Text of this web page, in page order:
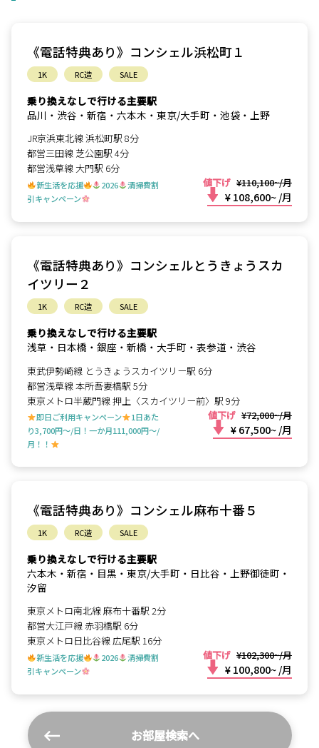
《電話特典あり》コンシェル浜松町１
1K RC造 SALE
乗り換えなしで行ける主要駅
品川・渋谷・新宿・六本木・東京/大手町・池袋・上野
JR京浜東北線 浜松町駅 8分
都営三田線 芝公園駅 4分
都営浅草線 大門駅 6分
新生活を応援 2026
清掃費割
引キャンペーン
値下げ ¥110,100~/月
¥ 108,600~ /月
《電話特典あり》コンシェルとうきょうスカ
イツリー２
1K RC造 SALE
乗り換えなしで行ける主要駅
浅草・日本橋・銀座・新橋・大手町・表参道・渋谷
東武伊勢崎線 とうきょうスカイツリー駅 6分
都営浅草線 本所吾妻橋駅 5分
東京メトロ半蔵門線 押上〈スカイツリー前〉駅 9分
即日ご利用キャンペーン
1日あた
り3,700円～/日！一か月111,000円～/
月！！
値下げ ¥72,000~/月
¥ 67,500~ /月
《電話特典あり》コンシェル麻布十番５
1K RC造 SALE
乗り換えなしで行ける主要駅
六本木・新宿・目黒・東京/大手町・日比谷・上野御徒町・
汐留
東京メトロ南北線 麻布十番駅 2分
都営大江戸線 赤羽橋駅 6分
東京メトロ日比谷線 広尾駅 16分
新生活を応援 2026
清掃費割
引キャンペーン
値下げ ¥102,300~/月
¥ 100,800~ /月
お部屋検索へ